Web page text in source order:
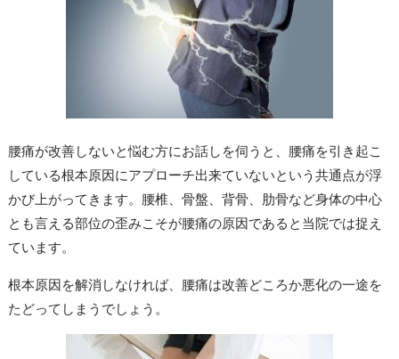
腰痛が改善しないと悩む方にお話しを伺うと、腰痛を引き起こ
している根本原因にアプローチ出来ていないという共通点が浮
かび上がってきます。腰椎、骨盤、背骨、肋骨など身体の中心
とも言える部位の歪みこそが腰痛の原因であると当院では捉え
ています。
根本原因を解消しなければ、腰痛は改善どころか悪化の一途を
たどってしまうでしょう。